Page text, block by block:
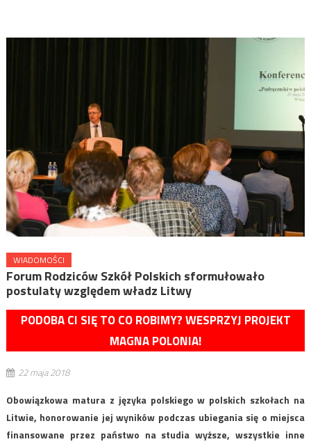
WIADOMOŚCI
Forum Rodziców Szkół Polskich sformułowało
postulaty względem władz Litwy
PODOBA CI SIĘ TO CO ROBIMY? WESPRZYJ PROJEKT
MAGNA POLONIA!
22 maja 2018
Obowiązkowa matura z języka polskiego w polskich szkołach na
Litwie, honorowanie jej wyników podczas ubiegania się o miejsca
finansowane przez państwo na studia wyższe, wszystkie inne